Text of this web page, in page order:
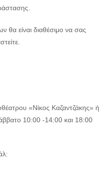
είναι διαθέσιμο να σας
«Νίκος Καζαντζάκης» ή
10:00 -14:00 και 18:00